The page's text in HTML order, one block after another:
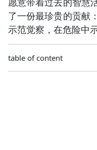
了一份最珍贵的贡献
示范觉察，在危险中
table of content